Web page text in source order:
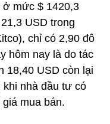
ở mức $ 1420,3
USD trong
chỉ có 2,90 đô
hôm nay là do tác
18,40 USD còn lại
khi nhà đầu tư có
mua bán.